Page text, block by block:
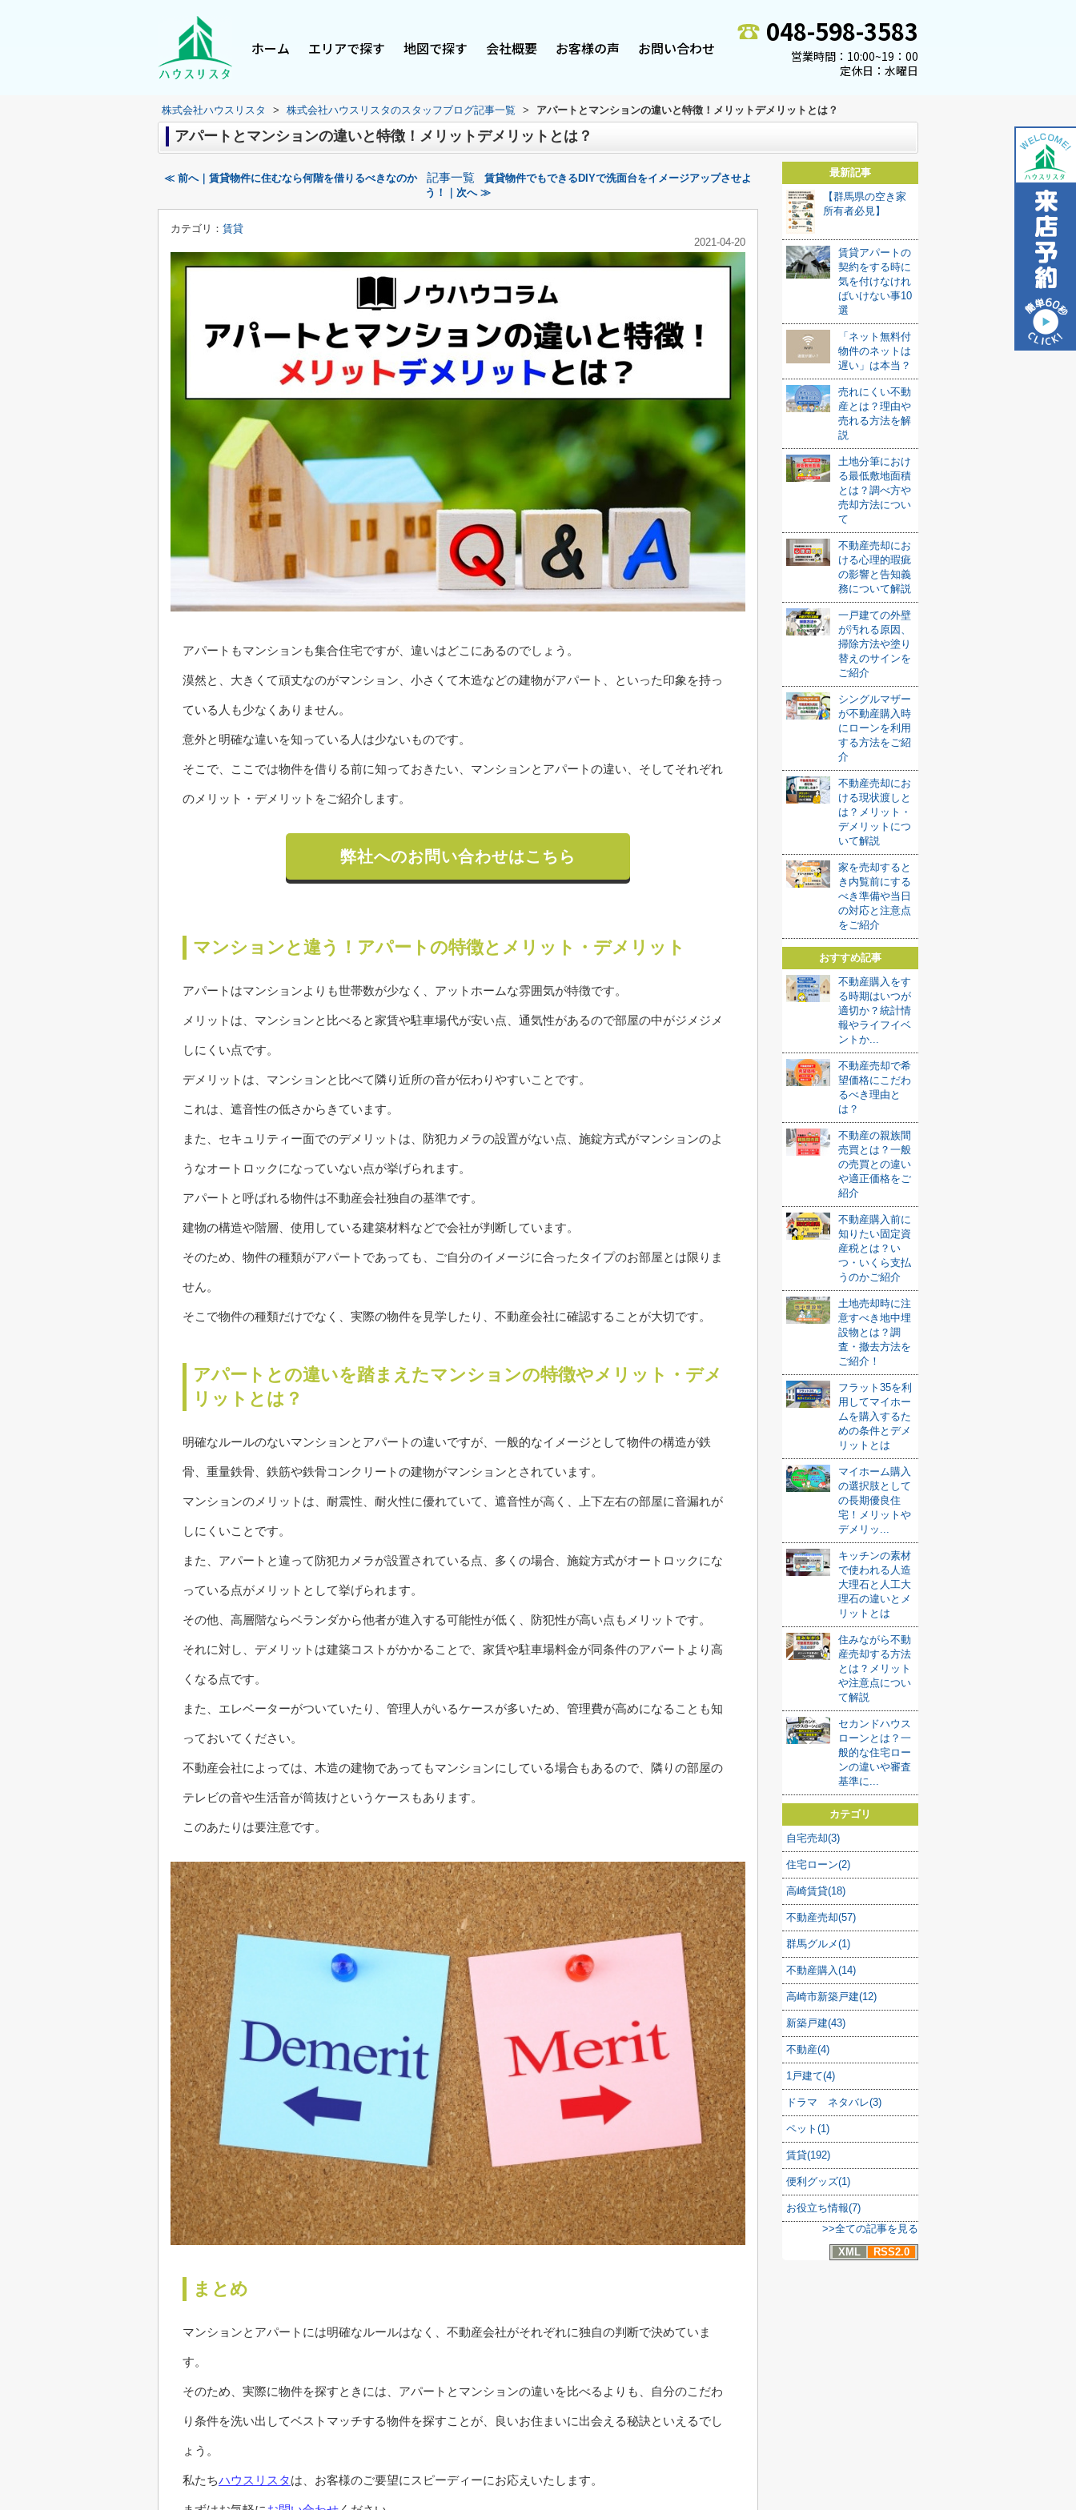
ホーム エリアで探す 地図で探す 会社概要 お客様の声 お問い合わせ
048-598-3583
営業時間：10:00~19：00
定休日：水曜日
株式会社ハウスリスタ > 株式会社ハウスリスタのスタッフブログ記事一覧 > アパートとマンションの違いと特徴！メリットデメリットとは？
アパートとマンションの違いと特徴！メリットデメリットとは？
≪ 前へ｜賃貸物件に住むなら何階を借りるべきなのか 記事一覧
賃貸物件でもできるDIYで洗面台をイメージアップさせよ
う！｜次へ ≫
カテゴリ： 賃貸
2021-04-20
アパートもマンションも集合住宅ですが、違いはどこにあるのでしょう。
漠然と、大きくて頑丈なのがマンション、小さくて木造などの建物がアパート、といった印象を持っ
ている人も少なくありません。
意外と明確な違いを知っている人は少ないものです。
そこで、ここでは物件を借りる前に知っておきたい、マンションとアパートの違い、そしてそれぞれ
のメリット・デメリットをご紹介します。
弊社へのお問い合わせはこちら
マンションと違う！アパートの特徴とメリット・デメリット
アパートはマンションよりも世帯数が少なく、アットホームな雰囲気が特徴です。
メリットは、マンションと比べると家賃や駐車場代が安い点、通気性があるので部屋の中がジメジメ
しにくい点です。
デメリットは、マンションと比べて隣り近所の音が伝わりやすいことです。
これは、遮音性の低さからきています。
また、セキュリティー面でのデメリットは、防犯カメラの設置がない点、施錠方式がマンションのよ
うなオートロックになっていない点が挙げられます。
アパートと呼ばれる物件は不動産会社独自の基準です。
建物の構造や階層、使用している建築材料などで会社が判断しています。
そのため、物件の種類がアパートであっても、ご自分のイメージに合ったタイプのお部屋とは限りま
せん。
そこで物件の種類だけでなく、実際の物件を見学したり、不動産会社に確認することが大切です。
アパートとの違いを踏まえたマンションの特徴やメリット・デメ
リットとは？
明確なルールのないマンションとアパートの違いですが、一般的なイメージとして物件の構造が鉄
骨、重量鉄骨、鉄筋や鉄骨コンクリートの建物がマンションとされています。
マンションのメリットは、耐震性、耐火性に優れていて、遮音性が高く、上下左右の部屋に音漏れが
しにくいことです。
また、アパートと違って防犯カメラが設置されている点、多くの場合、施錠方式がオートロックにな
っている点がメリットとして挙げられます。
その他、高層階ならベランダから他者が進入する可能性が低く、防犯性が高い点もメリットです。
それに対し、デメリットは建築コストがかかることで、家賃や駐車場料金が同条件のアパートより高
くなる点です。
また、エレベーターがついていたり、管理人がいるケースが多いため、管理費が高めになることも知
っておいてください。
不動産会社によっては、木造の建物であってもマンションにしている場合もあるので、隣りの部屋の
テレビの音や生活音が筒抜けというケースもあります。
このあたりは要注意です。
まとめ
マンションとアパートには明確なルールはなく、不動産会社がそれぞれに独自の判断で決めていま
す。
そのため、実際に物件を探すときには、アパートとマンションの違いを比べるよりも、自分のこだわ
り条件を洗い出してベストマッチする物件を探すことが、良いお住まいに出会える秘訣といえるでし
ょう。
私たちハウスリスタは、お客様のご要望にスピーディーにお応えいたします。
最新記事
【群馬県の空き家
所有者必見】
賃貸アパートの
契約をする時に
気を付けなけれ
ばいけない事10
選
「ネット無料付
物件のネットは
遅い」は本当？
売れにくい不動
産とは？理由や
売れる方法を解
説
土地分筆におけ
る最低敷地面積
とは？調べ方や
売却方法につい
て
不動産売却にお
ける心理的瑕疵
の影響と告知義
務について解説
一戸建ての外壁
が汚れる原因、
掃除方法や塗り
替えのサインを
ご紹介
シングルマザー
が不動産購入時
にローンを利用
する方法をご紹
介
不動産売却にお
ける現状渡しと
は？メリット・
デメリットにつ
いて解説
家を売却すると
き内覧前にする
べき準備や当日
の対応と注意点
をご紹介
おすすめ記事
不動産購入をす
る時期はいつが
適切か？統計情
報やライフイベ
ントか...
不動産売却で希
望価格にこだわ
るべき理由と
は？
不動産の親族間
売買とは？一般
の売買との違い
や適正価格をご
紹介
不動産購入前に
知りたい固定資
産税とは？い
つ・いくら支払
うのかご紹介
土地売却時に注
意すべき地中埋
設物とは？調
査・撤去方法を
ご紹介！
フラット35を利
用してマイホー
ムを購入するた
めの条件とデメ
リットとは
マイホーム購入
の選択肢として
の長期優良住
宅！メリットや
デメリッ...
キッチンの素材
で使われる人造
大理石と人工大
理石の違いとメ
リットとは
住みながら不動
産売却する方法
とは？メリット
や注意点につい
て解説
セカンドハウス
ローンとは？一
般的な住宅ロー
ンの違いや審査
基準に...
カテゴリ
自宅売却(3)
住宅ローン(2)
高崎賃貸(18)
不動産売却(57)
群馬グルメ(1)
不動産購入(14)
高崎市新築戸建(12)
新築戸建(43)
不動産(4)
1戸建て(4)
ドラマ ネタバレ(3)
ペット(1)
賃貸(192)
便利グッズ(1)
お役立ち情報(7)
>>全ての記事を見る
XML
RSS2.0